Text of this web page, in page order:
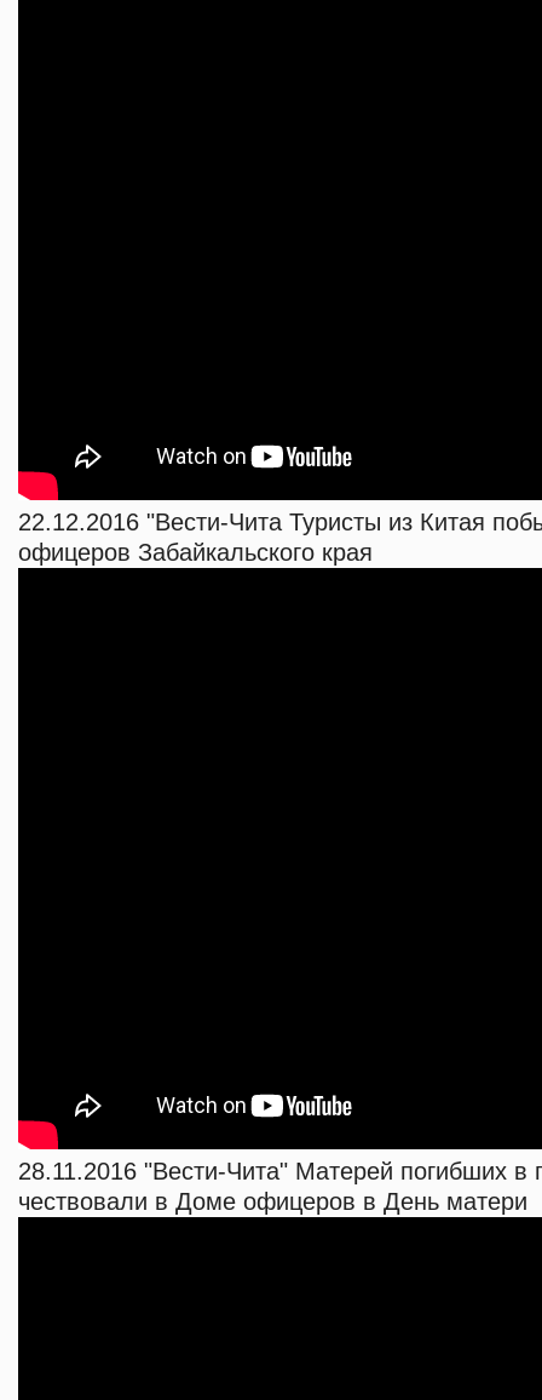
22.12.2016 "Вести-Чита Туристы из Китая
офицеров Забайкальского края
28.11.2016 "Вести-Чита" Матерей погибших в
чествовали в Доме офицеров в День матери